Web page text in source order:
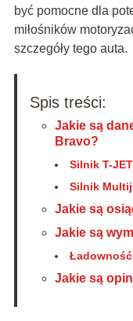
być pomocne dla
miłośników
szczegóły tego auta.
Spis treści:
Jakie są
Bravo?
Silnik T-
Silnik
Jakie są
Jakie są
Ładowność
Jakie są